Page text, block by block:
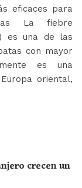
eficaces para
La fiebre
es una de las
con mayor
es una
oriental,
crecen un